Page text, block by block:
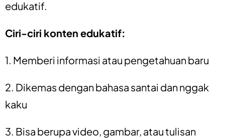
edukatif.
Ciri-ciri konten edukatif:
1. Memberi informasi atau pengetahuan baru
2. Dikemas dengan bahasa santai dan nggak
kaku
3. Bisa berupa video, gambar, atau tulisan